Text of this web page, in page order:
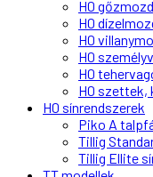
H0
H0
H0
H0
H0
H0 szettek,
H0 sínrendszerek
Piko A
Tillig
Tillig Ellite